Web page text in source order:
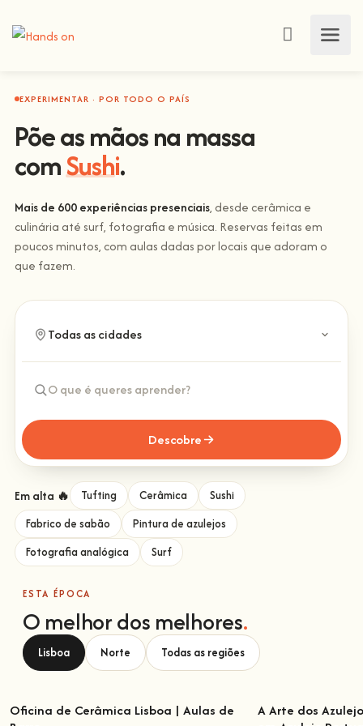
EXPERIMENTAR · POR TODO O PAÍS
Põe as mãos na massa
comSushi.
Mais de 600 experiências presenciais, desde cerâmica e
culinária até surf, fotografia e música. Reservas feitas em
poucos minutos, com aulas dadas por locais que adoram o
que fazem.
Descobre
Em alta 🔥 Tufting Cerâmica
Sushi
Fabrico de sabão
Pintura de azulejos
Fotografia analógica
Surf
ESTA ÉPOCA
O melhor dos melhores.
Lisboa Norte Todas as regiões
Oficina de Cerâmica Lisboa | Aulas de
A Arte dos